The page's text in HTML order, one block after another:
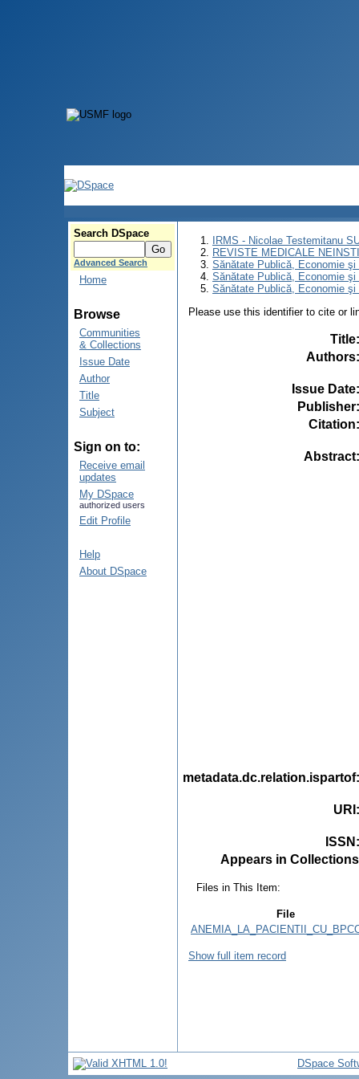
Search DSpace
Advanced Search
Home
Browse
Communities
& Collections
Issue Date
Author
Title
Subject
Sign on to:
Receive email
updates
My DSpace
authorized users
Edit Profile
Help
About DSpace
IRMS - Nicolae Testemitanu
REVISTE MEDICALE
Sănătate Publică, Economie
Sănătate Publică, Economie
Sănătate Publică, Economie
Please use this identifier to cite or
Title
Authors
Issue Date
Publisher
Citation
Abstract
metadata.dc.relation.ispartof
URI
ISSN
Appears in
Files in This Item:
File
Show full item record
DSpace